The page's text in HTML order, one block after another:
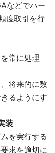
などでハー
度取引を行
常に処理
将来的に数
るようにす
装
を実行する
求を適切に